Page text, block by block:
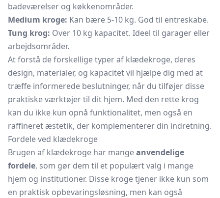
badeværelser og køkkenområder.
Medium kroge: Kan bære 5-10 kg. God til entreskabe.
Tung krog: Over 10 kg kapacitet. Ideel til garager eller
arbejdsområder.
At forstå de forskellige typer af klædekroge, deres
design, materialer, og kapacitet vil hjælpe dig med at
træffe informerede beslutninger, når du tilføjer disse
praktiske værktøjer til dit hjem. Med den rette krog
kan du ikke kun opnå funktionalitet, men også en
raffineret æstetik, der komplementerer din indretning.
Fordele ved klædekroge
Brugen af klædekroge har mangeanvendelige
fordele, som gør dem til et populært valg i mange
hjem og institutioner. Disse kroge tjener ikke kun som
en praktisk opbevaringsløsning, men kan også